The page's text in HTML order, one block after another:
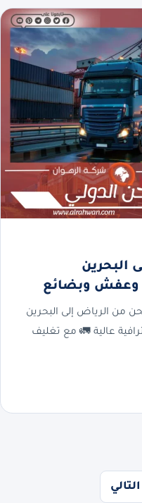
البحرين
من الرياض إلى البحرين
عالية 🚛 مع تغليف
التالي